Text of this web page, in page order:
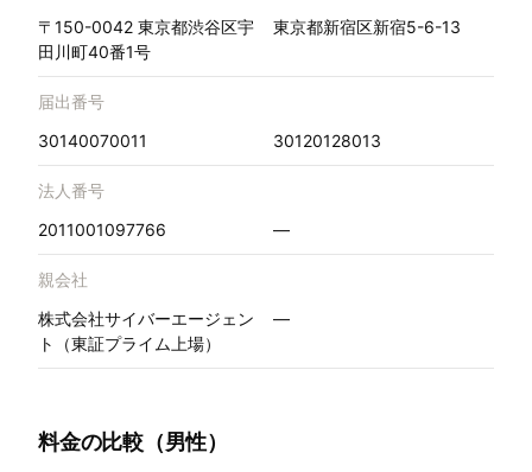
〒150-0042 東京都渋谷区宇
田川町40番1号
東京都新宿区新宿5-6-13
届出番号
30140070011
30120128013
法人番号
2011001097766
—
親会社
株式会社サイバーエージェン
ト（東証プライム上場）
—
料金の比較（男性）